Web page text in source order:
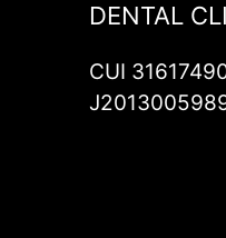
DENTAL
CUI